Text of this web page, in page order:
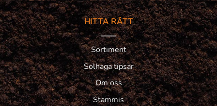
HITTA RÄTT
Sortiment
Solhaga tipsar
Om oss
Stammis